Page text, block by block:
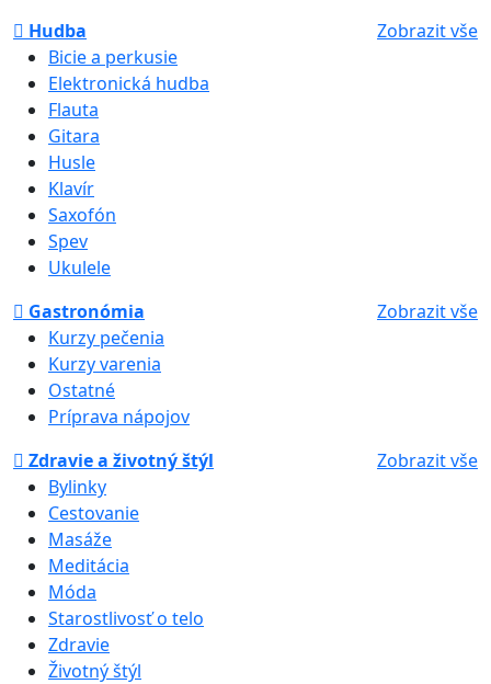
Hudba
Zobrazit vše
Bicie a perkusie
Elektronická hudba
Flauta
Gitara
Husle
Klavír
Saxofón
Spev
Ukulele
Gastronómia
Zobrazit vše
Kurzy pečenia
Kurzy varenia
Ostatné
Príprava nápojov
Zdravie a životný štýl
Zobrazit vše
Bylinky
Cestovanie
Masáže
Meditácia
Móda
Starostlivosť o telo
Zdravie
Životný štýl